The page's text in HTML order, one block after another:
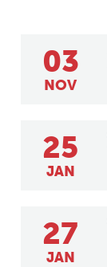
03
NOV
25
JAN
27
JAN